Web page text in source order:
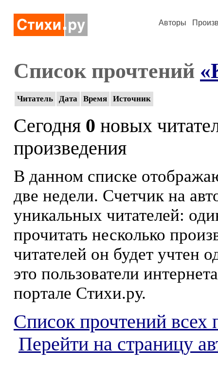
Авторы
Список прочтений
Читатель Дата Время Источник
Сегодня 0 новых
произведения
В данном списке
две недели. Счетчик на
уникальных читателей:
прочитать несколько
читателей он будет учтен
это пользователи
портале Стихи.ру.
Список прочтений всех
Перейти на страницу